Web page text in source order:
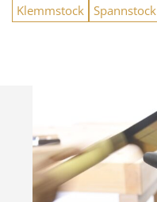
Klemmstock Spannstock